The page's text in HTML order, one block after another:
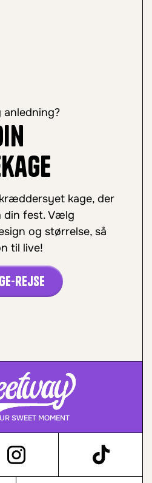
kage, der
din fest. Vælg
og størrelse, så
til live!
rejse
SWEET MOMENT